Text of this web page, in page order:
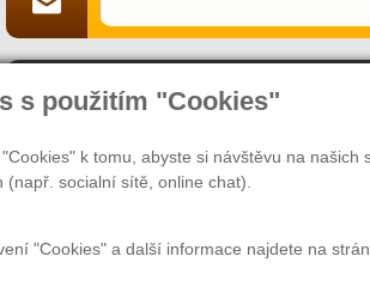
s použitím "Cookies"
k tomu, abyste si návštěvu na
(např. socialní sítě, online chat).
"Cookies" a další informace najdete na
O naší společnosti
Jsme Vaším partnerem a prodejcem v
webových stránek nás naleznete také
našem magazínu najdete rady a tipy,